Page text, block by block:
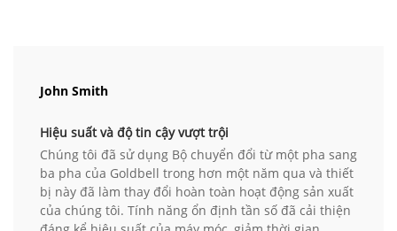
John Smith
Hiệu suất và độ tin cậy vượt trội
Chúng tôi đã sử dụng Bộ chuyển đổi từ một pha sang
ba pha của Goldbell trong hơn một năm qua và thiết
bị này đã làm thay đổi hoàn toàn hoạt động sản xuất
của chúng tôi. Tính năng ổn định tần số đã cải thiện